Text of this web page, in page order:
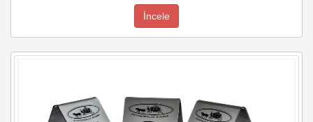
İncele